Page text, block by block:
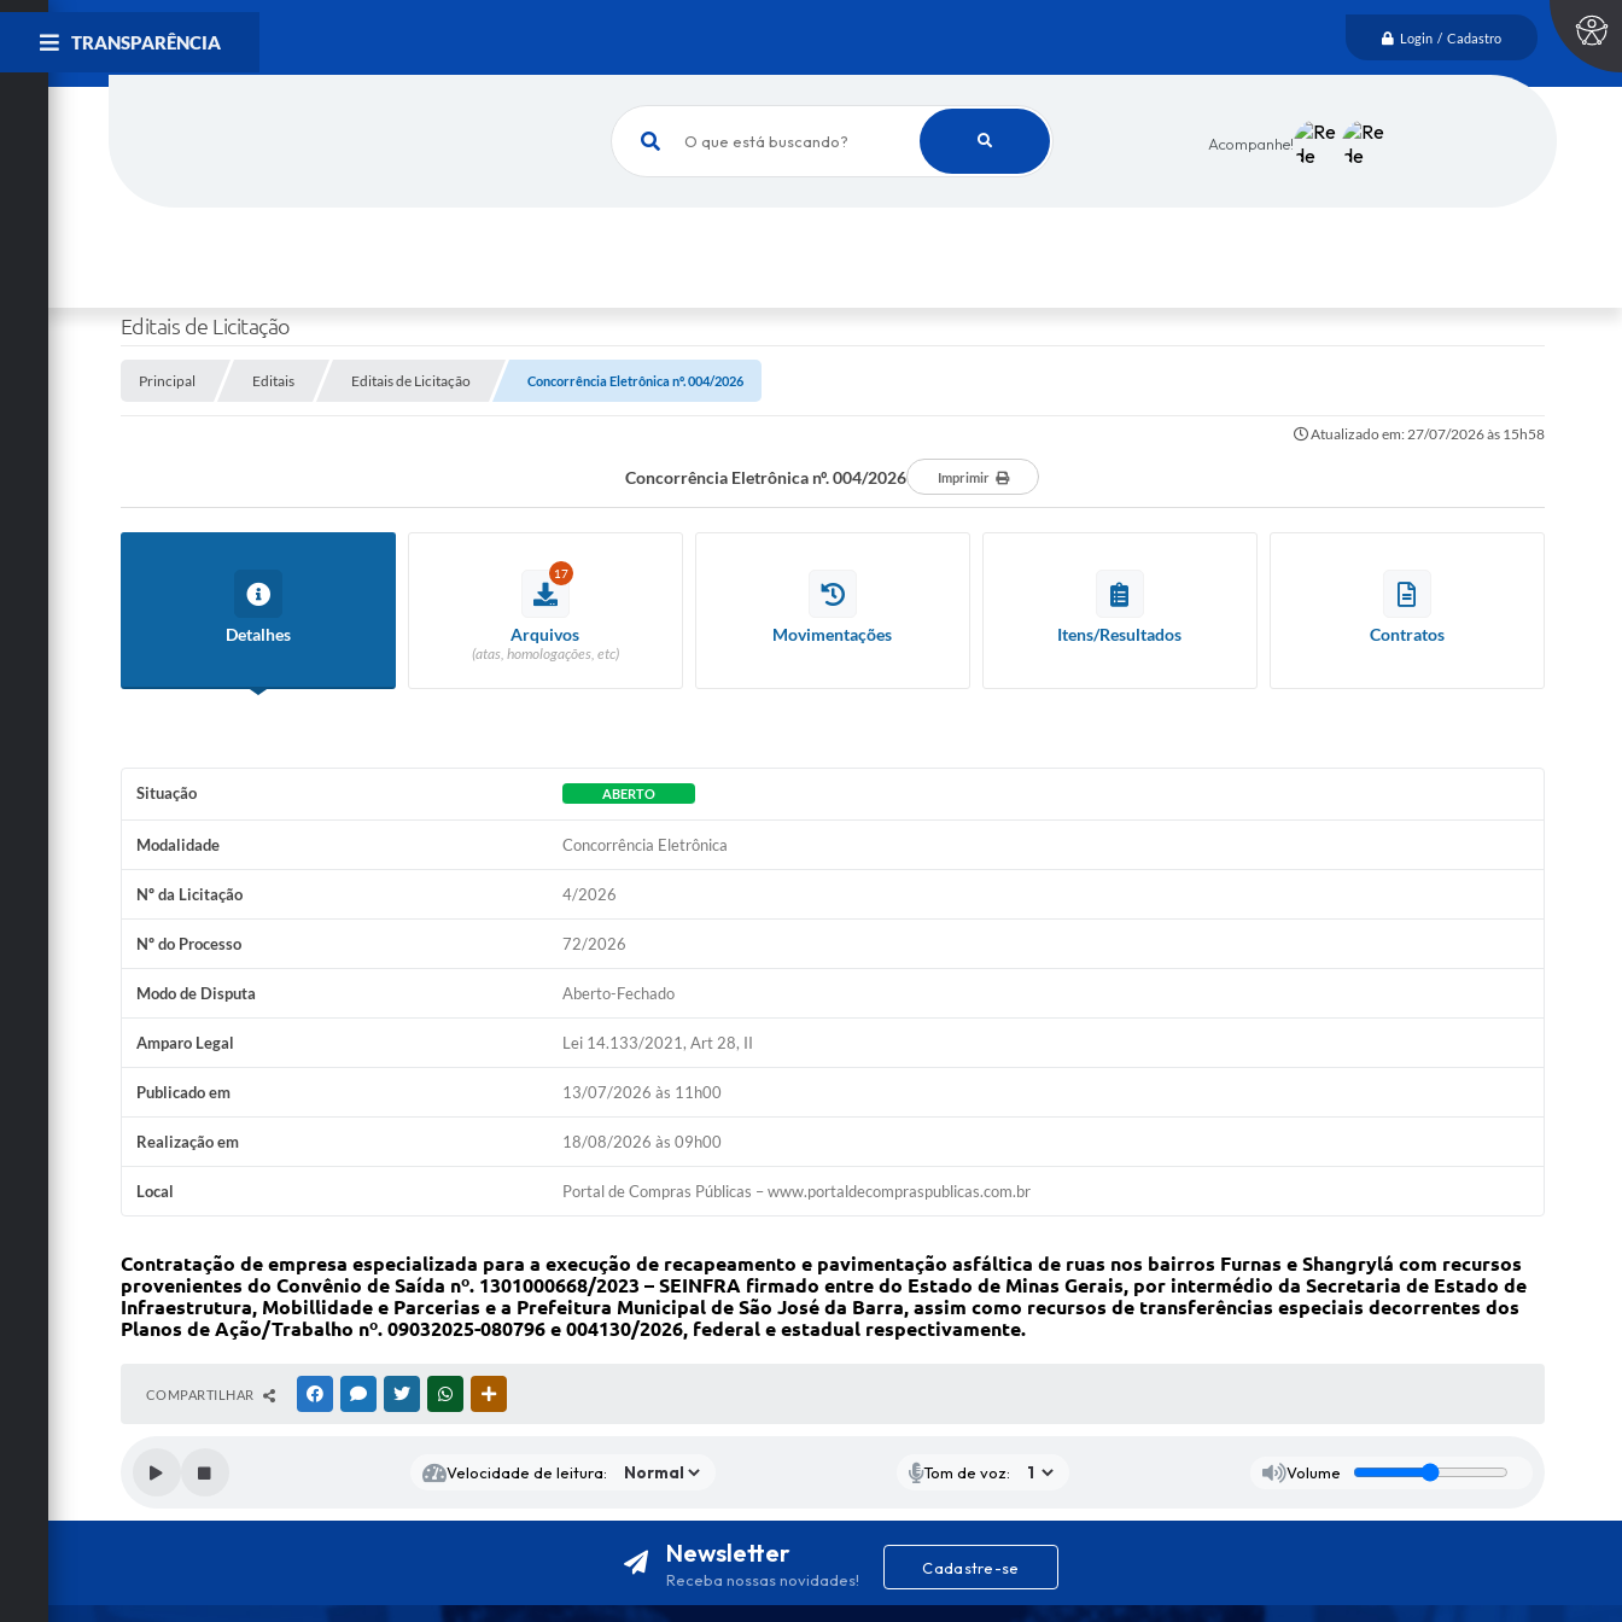
Login / Cadastro
O que está buscando? Acompanhe!
TRANSPARÊNCIA
Editais de Licitação
Principal Editais Editais de Licitação Concorrência Eletrônica nº. 004/2026
Atualizado em: 27/07/2026 às 15h58
Concorrência Eletrônica nº. 004/2026 Imprimir
Detalhes
17
Arquivos
(atas, homologações, etc)
Movimentações Itens/Resultados Contratos
Situação ABERTO
Modalidade Concorrência Eletrônica
Nº da Licitação 4/2026
Nº do Processo 72/2026
Modo de Disputa Aberto-Fechado
Amparo Legal Lei 14.133/2021, Art 28, II
Publicado em 13/07/2026 às 11h00
Realização em 18/08/2026 às 09h00
Local Portal de Compras Públicas – www.portaldecompraspublicas.com.br
Contratação de empresa especializada para a execução de recapeamento e pavimentação asfáltica de ruas nos bairros Furnas e Shangrylá com recursos
provenientes do Convênio de Saída nº. 1301000668/2023 – SEINFRA firmado entre do Estado de Minas Gerais, por intermédio da Secretaria de Estado de
Infraestrutura, Mobillidade e Parcerias e a Prefeitura Municipal de São José da Barra, assim como recursos de transferências especiais decorrentes dos
Planos de Ação/Trabalho nº. 09032025-080796 e 004130/2026, federal e estadual respectivamente.
COMPARTILHAR FACEBOOKMESSENGER
TWITTERWHATSAPP
Velocidade de leitura: Tom de voz: Volume
Newsletter
Receba nossas novidades!
Cadastre-se